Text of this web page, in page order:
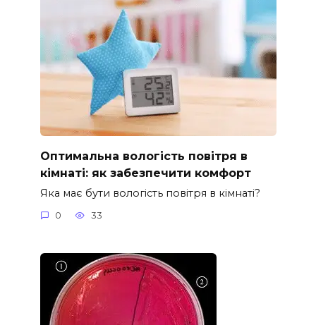
Оптимальна вологість повітря в
кімнаті: як забезпечити комфорт
Яка має бути вологість повітря в кімнаті?
0 33